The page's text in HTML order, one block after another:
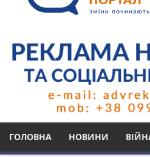
ГОЛОВНА НОВИНИ
Тег: